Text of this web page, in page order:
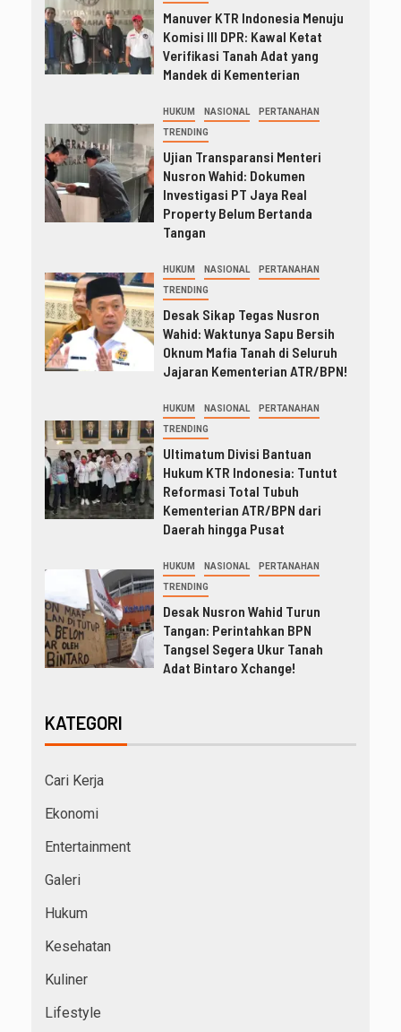
Manuver KTR Indonesia Menuju
Komisi III DPR: Kawal Ketat
Verifikasi Tanah Adat yang
Mandek di Kementerian
HUKUM NASIONAL PERTANAHAN
TRENDING
Ujian Transparansi Menteri
Nusron Wahid: Dokumen
Investigasi PT Jaya Real
Property Belum Bertanda
Tangan
HUKUM NASIONAL PERTANAHAN
TRENDING
Desak Sikap Tegas Nusron
Wahid: Waktunya Sapu Bersih
Oknum Mafia Tanah di Seluruh
Jajaran Kementerian ATR/BPN!
HUKUM NASIONAL PERTANAHAN
TRENDING
Ultimatum Divisi Bantuan
Hukum KTR Indonesia: Tuntut
Reformasi Total Tubuh
Kementerian ATR/BPN dari
Daerah hingga Pusat
HUKUM NASIONAL PERTANAHAN
TRENDING
Desak Nusron Wahid Turun
Tangan: Perintahkan BPN
Tangsel Segera Ukur Tanah
Adat Bintaro Xchange!
KATEGORI
Cari Kerja
Ekonomi
Entertainment
Galeri
Hukum
Kesehatan
Kuliner
Lifestyle